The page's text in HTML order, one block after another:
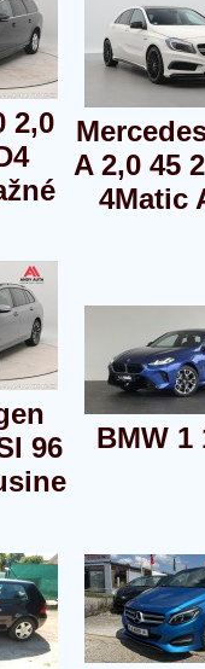
2,0
A 2,0 45
4Matic
96
BMW 1